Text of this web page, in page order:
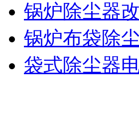
锅炉除尘器
锅炉布袋除
袋式除尘器